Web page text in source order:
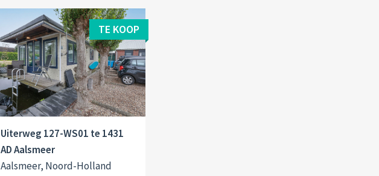
TE KOOP
Uiterweg 127-WS01 te 1431
AD Aalsmeer
Aalsmeer, Noord-Holland